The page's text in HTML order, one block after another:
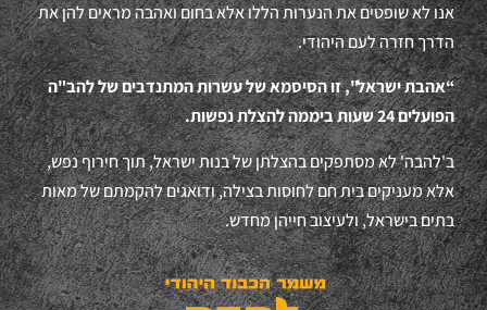
אנו לא שופטים את הנערות הללו אלא בחום ואהבה מראים להן את
הדרך חזרה לעם היהודי.
“אהבת ישראל", זו הסיסמא של עשרות המתנדבים של להב"ה
הפועלים 24 שעות ביממה להצלת נפשות.
ב'להבה' לא מסתפקים בהצלתן של בנות ישראל, תוך חירוף נפש,
אלא מעניקים בית חם לחוסות בצילה, ודואגים להקמתם של מאות
בתים בישראל, ולעיצוב חייהן מחדש.